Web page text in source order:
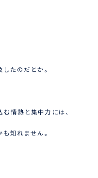
たのだとか。
情熱と集中力には、
知れません。